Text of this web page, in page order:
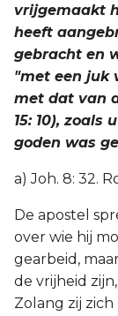
vrijgemaakt
heeft
gebracht en
"met een juk
met dat van
15: 10), zoals
goden was
a) Joh. 8: 32.
De apostel
over wie hij
gearbeid,
de vrijheid
Zolang zij